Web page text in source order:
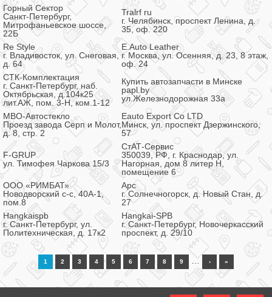
Горный Сектор
Санкт-Петербург,
Митрофаньевское шоссе,
22Б
Tralrf ru
г. Челябинск, проспект Ленина, д.
35, оф. 220
Re Style
г. Владивосток, ул. Снеговая,
д. 64
E.Auto Leather
г. Москва, ул. Осенняя, д. 23, 8 этаж,
оф. 24
CТК-Комплектация
г. Санкт-Петербург, наб.
Октябрьская, д.104к25
лит.АЖ, пом. 3-Н, ком.1-12
Купить автозапчасти в Минске
papl.by
ул.Железнодорожная 33а
МВО-Автостекло
Проезд завода Серп и Молот,
д. 8, стр. 2
Eauto Export Co LTD
Минск, ул. проспект Дзержинского,
57
F-GRUP
ул. Тимофея Чаркова 15/3
CтАТ-Сервис
350039, РФ, г. Краснодар, ул.
Нагорная, дом 8 литер Н,
помещение 6
ООО «РИМБАТ»
Новодворский с-с, 40А-1,
пом.8
Арс
г. Солнечногорск, д. Новый Стан, д.
27
Hangkaispb
г. Санкт-Петербург, ул.
Политехническая, д. 17к2
Hangkai-SPB
г. Санкт-Петербург, Новочеркасский
проспект, д. 29/10
1 2 3 4 5 6 7 8 9 … › »